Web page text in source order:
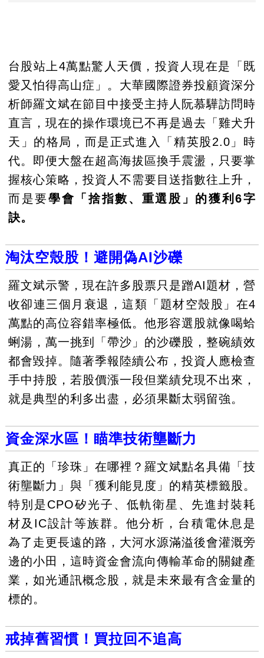
台股站上4萬點驚人天價，投資人現在是「既
愛又怕得高山症」。大華國際證券投顧資深分
析師羅文斌在節目中接受主持人阮慕驊訪問時
直言，現在的操作環境已不再是過去「雞犬升
天」的格局，而是正式進入「精英股2.0」時
代。即便大盤在超高海拔區換手震盪，只要掌
握核心策略，投資人不需要目送指數往上升，
而是要學會「捨指數、重選股」的獲利6字
訣。
淘汰空殼股！避開偽AI沙礫
羅文斌示警，現在許多股票只是蹭AI題材，營
收卻連三個月衰退，這類「題材空殼股」在4
萬點的高位容錯率極低。他形容選股就像喝蛤
蜊湯，萬一挑到「帶沙」的沙礫股，整碗績效
都會毀掉。隨著季報陸續公布，投資人應檢查
手中持股，若股價漲一段但業績兌現不出來，
就是典型的利多出盡，必須果斷太弱留強。
資金深水區！瞄準技術壟斷力
真正的「珍珠」在哪裡？羅文斌點名具備「技
術壟斷力」與「獲利能見度」的精英標籤股。
特別是CPO矽光子、低軌衛星、先進封裝耗
材及IC設計等族群。他分析，台積電休息是
為了走更長遠的路，大河水源滿溢後會灌溉旁
邊的小田，這時資金會流向傳輸革命的關鍵產
業，如光通訊概念股，就是未來最有含金量的
標的。
戒掉舊習慣！買拉回不追高